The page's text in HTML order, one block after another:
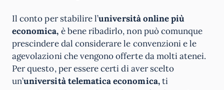
Il conto per stabilire l’università online più
economica, è bene ribadirlo, non può comunque
prescindere dal considerare le convenzioni e le
agevolazioni che vengono offerte da molti atenei.
Per questo, per essere certi di aver scelto
un’università telematica economica,ti